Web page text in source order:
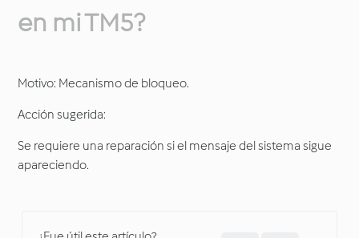
en mi TM5?
Motivo: Mecanismo de bloqueo.
Acción sugerida:
Se requiere una reparación si el mensaje del sistema sigue
apareciendo.